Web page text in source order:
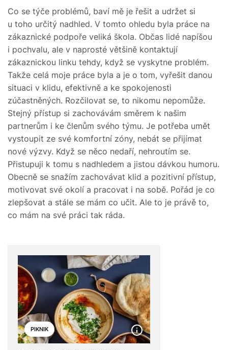
Co se týče problémů, baví mě je řešit a udržet si
u toho určitý nadhled. V tomto ohledu byla práce na
zákaznické podpoře veliká škola. Občas lidé napíšou
i pochvalu, ale v naprosté většině kontaktují
zákaznickou linku tehdy, když se vyskytne problém.
Takže celá moje práce byla a je o tom, vyřešit danou
situaci v klidu, efektivně a ke spokojenosti
zúčastněných. Rozčilovat se, to nikomu nepomůže.
Stejný přístup si zachovávám směrem k našim
partnerům i ke členům svého týmu. Je potřeba umět
vystoupit ze své komfortní zóny, nebát se přijímat
nové výzvy. Když se něco nedaří, nehroutím se.
Přistupuji k tomu s nadhledem a jistou dávkou humoru.
Obecně se snažím zachovávat klid a pozitivní přístup,
motivovat své okolí a pracovat i na sobě. Pořád je co
zlepšovat a stále se mám co učit. Ale to je právě to,
co mám na své práci tak ráda.
PIKNIK